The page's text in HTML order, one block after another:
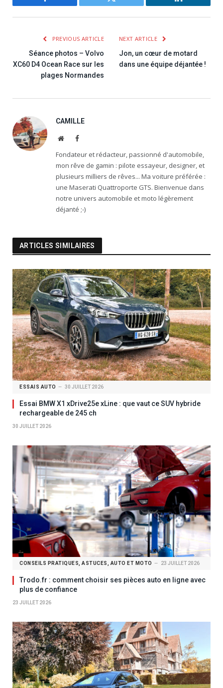
Facebook Twitter LinkedIn
PREVIOUS ARTICLE
Séance photos – Volvo
XC60 D4 Ocean Race sur les
plages Normandes
NEXT ARTICLE
Jon, un cœur de motard
dans une équipe déjantée !
CAMILLE
WebsiteFacebook
Fondateur et rédacteur, passionné d'automobile,
mon rêve de gamin : pilote essayeur, designer, et
plusieurs milliers de rêves... Ma voiture préférée :
une Maserati Quattroporte GTS. Bienvenue dans
notre univers automobile et moto légèrement
déjanté ;-)
ARTICLES SIMILAIRES
ESSAIS AUTO 30 JUILLET 2026
Essai BMW X1 xDrive25e xLine : que vaut ce SUV hybride
rechargeable de 245 ch
30 JUILLET 2026
CONSEILS PRATIQUES, ASTUCES, AUTO ET MOTO 23 JUILLET 2026
Trodo.fr : comment choisir ses pièces auto en ligne avec
plus de confiance
23 JUILLET 2026